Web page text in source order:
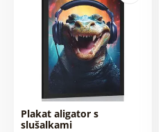
Plakat aligator s
slušalkami